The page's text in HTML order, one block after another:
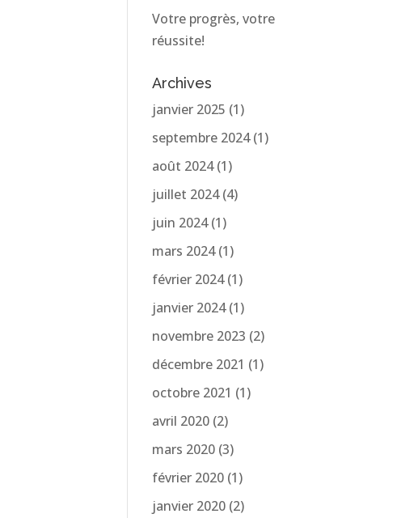
Votre progrès, votre
réussite!
Archives
janvier 2025 (1)
septembre 2024(1)
août 2024(1)
juillet 2024(4)
juin 2024(1)
mars 2024(1)
février 2024(1)
janvier 2024(1)
novembre 2023 (2)
décembre 2021 (1)
octobre 2021 (1)
avril 2020 (2)
mars 2020 (3)
février 2020 (1)
janvier 2020 (2)